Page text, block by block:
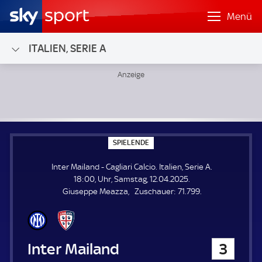
Menü
ITALIEN, SERIE A
SPIELENDE
P
E
L
E
N
Inter Mailand - Cagliari Calcio. Italien, Serie A.
18:00, Uhr, Samstag, 12.04.2025.
Giuseppe Meazza
Zuschauer: Z
71.799.
Inter Mailand 3